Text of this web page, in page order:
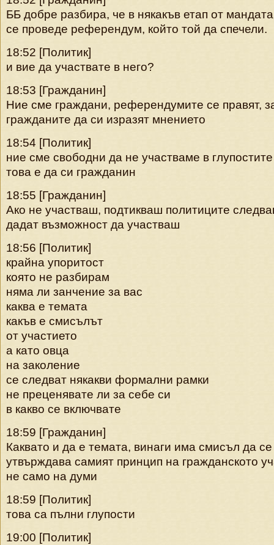
ББ добре разбира, че в някакъв етап от
се проведе референдум, който той да спечели.
18:52 [Политик]
и вие да участвате в него?
18:53 [Гражданин]
Ние сме граждани, референдумите се правят,
гражданите да си изразят мнението
18:54 [Политик]
ние сме свободни да не участваме в
това е да си гражданин
18:55 [Гражданин]
Ако не участваш, подтикваш политиците
дадат възможност да участваш
18:56 [Политик]
крайна упоритост
която не разбирам
няма ли занчение за вас
каква е темата
какъв е смисълът
от участието
а като овца
на заколение
се следват някакви формални рамки
не преценявате ли за себе си
в какво се включвате
18:59 [Гражданин]
Каквато и да е темата, винаги има смисъл да се
утвърждава самият принцип на гражданското
не само на думи
18:59 [Политик]
това са пълни глупости
19:00 [Политик]